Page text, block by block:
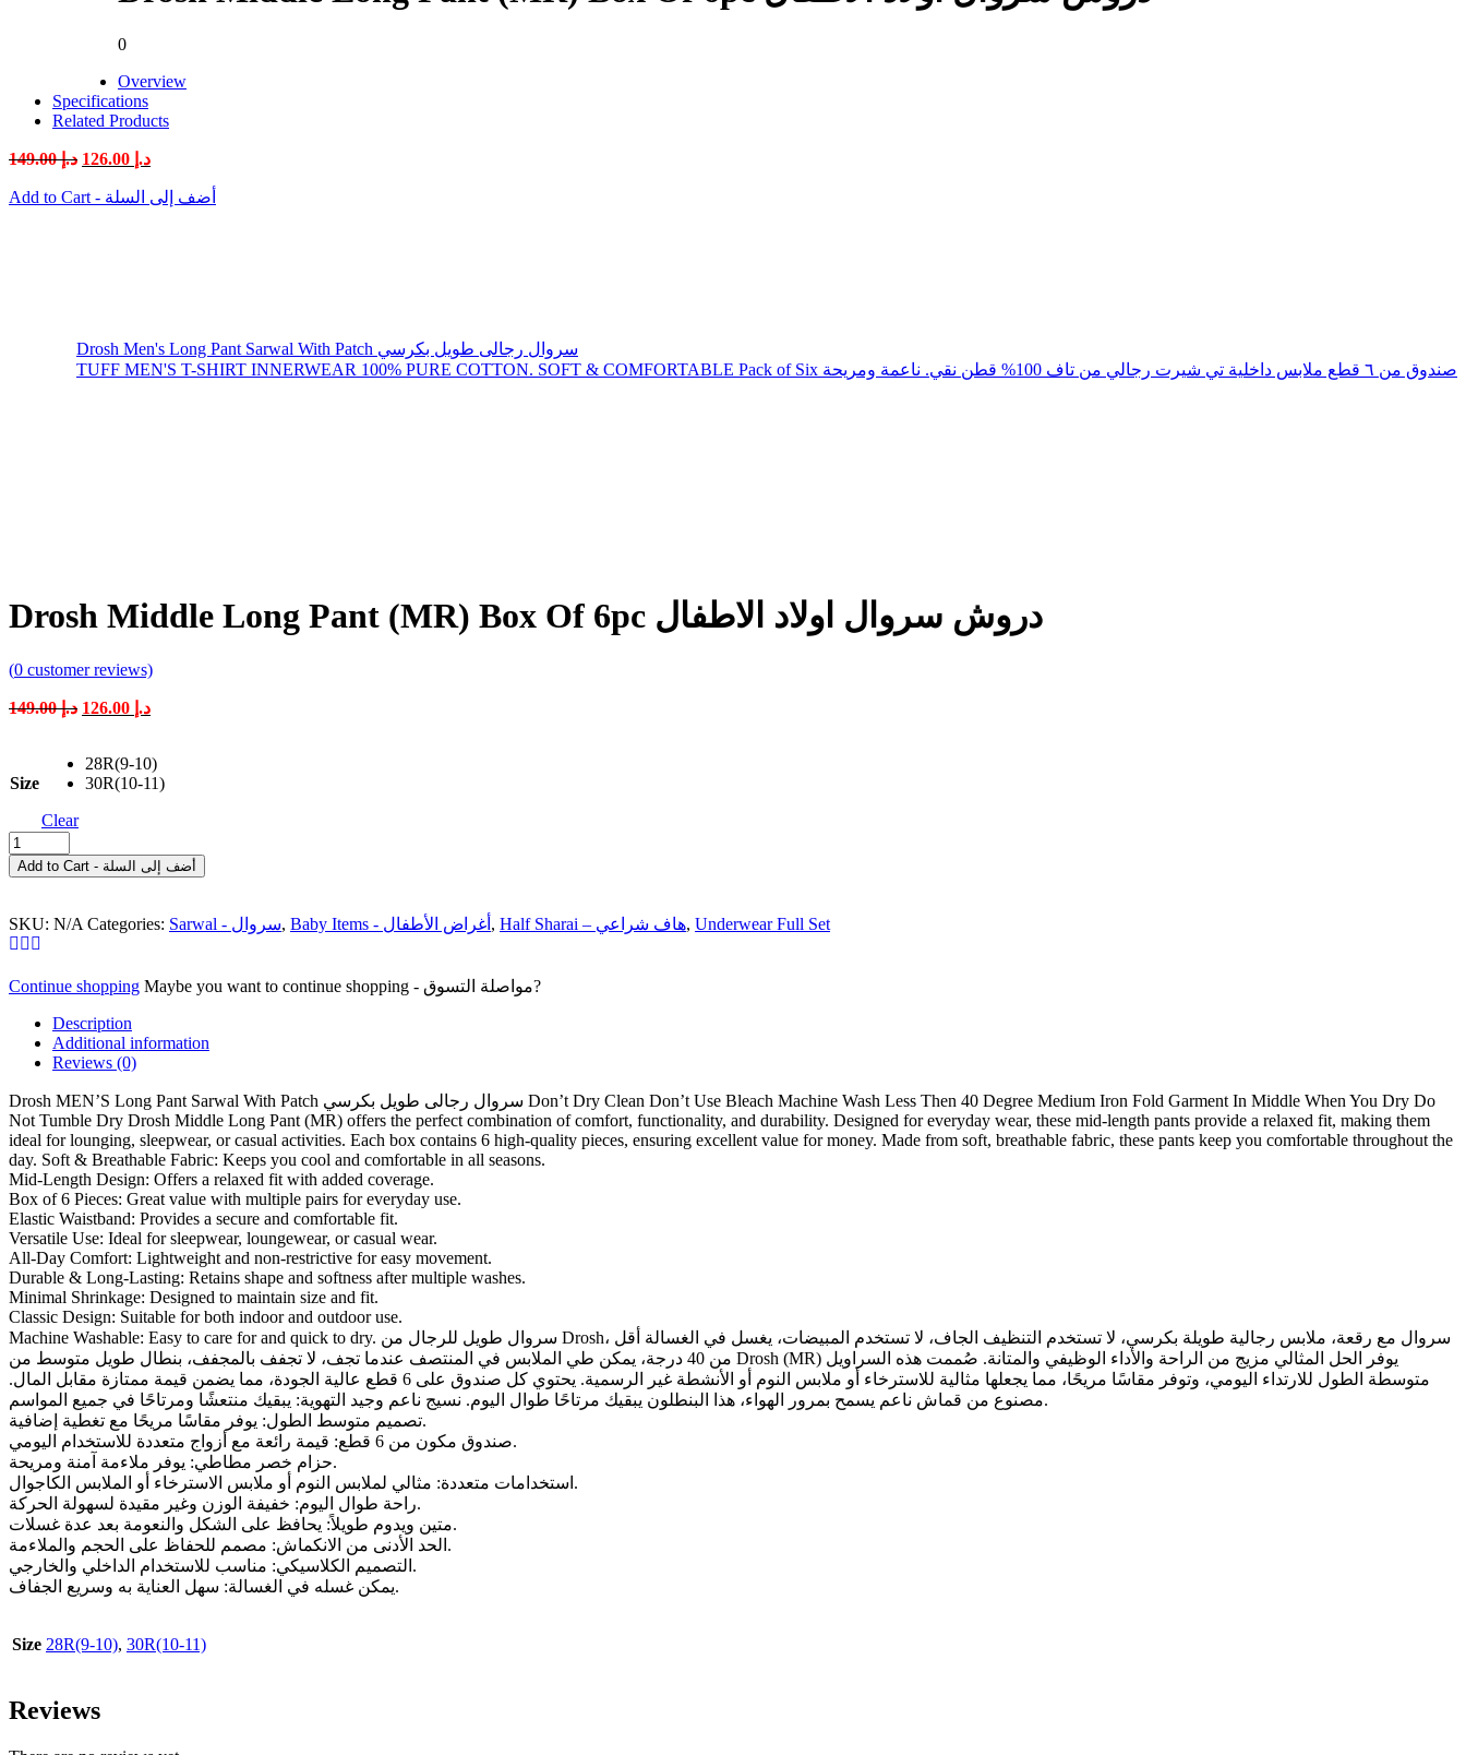
0
Overview
Specifications
Related Products
د.إ149.00
Original
was:
د.إCurrent
is:
Add to Cart - أضف إلى السلة
Drosh Men's Long Pant Sarwal With Patch سروال رجالى طويل بكرسي
TUFF MEN'S T-SHIRT INNERWEAR 100% PURE COTTON. SOFT & COMFORTABLE Pack of Six صندوق من ٦ قطع ملابس داخلية تي شيرت رجالي من تاف 100% قطن نقي. ناعمة ومريحة
Drosh Middle Long Pant (MR) Box Of 6pc دروش سروال اولاد الاطفال
(0 customer reviews)
د.إ149.00
Original
د.إ 149.00.
د.إCurrent
Size
28R(9-10)
30R(10-11)
Clear
Drosh
Middle
Long
(MR)
Box
6pc
دروش
سروال
اولاد
الاطفال
Add to Cart - أضف إلى السلة
SKU: N/A Categories: Sarwal - سروال, Baby Items - أغراض الأطفال , Half Sharai – هاف شراعي, Underwear Full Set
Continue shopping
Maybe you want to continue shopping - مواصلة التسوق?
Description
Additional information
Reviews (0)
Drosh MEN’S Long Pant Sarwal With Patch سروال رجالى طويل بكرسي Don’t Dry Clean Don’t Use Bleach Machine Wash Less Then 40 Degree Medium Iron Fold Garment In Middle When You Dry Do
Not Tumble Dry Drosh Middle Long Pant (MR) offers the perfect combination of comfort, functionality, and durability. Designed for everyday wear, these mid-length pants provide a relaxed fit, making them
ideal for lounging, sleepwear, or casual activities. Each box contains 6 high-quality pieces, ensuring excellent value for money. Made from soft, breathable fabric, these pants keep you comfortable throughout the
day. Soft & Breathable Fabric: Keeps you cool and comfortable in all seasons.
Mid-Length Design: Offers a relaxed fit with added coverage.
Box of 6 Pieces: Great value with multiple pairs for everyday use.
Elastic Waistband: Provides a secure and comfortable fit.
Versatile Use: Ideal for sleepwear, loungewear, or casual wear.
All-Day Comfort: Lightweight and non-restrictive for easy movement.
Durable & Long-Lasting: Retains shape and softness after multiple washes.
Minimal Shrinkage: Designed to maintain size and fit.
Classic Design: Suitable for both indoor and outdoor use.
Machine Washable: Easy to care for and quick to dry. سروال طويل للرجال من Drosh، سروال مع رقعة، ملابس رجالية طويلة بكرسي، لا تستخدم التنظيف الجاف، لا تستخدم المبيضات، يغسل في الغسالة أقل
من 40 درجة، يمكن طي الملابس في المنتصف عندما تجف، لا تجفف بالمجفف، بنطال طويل متوسط ​​من Drosh (MR) يوفر الحل المثالي مزيج من الراحة والأداء الوظيفي والمتانة. صُممت هذه السراويل
متوسطة الطول للارتداء اليومي، وتوفر مقاسًا مريحًا، مما يجعلها مثالية للاسترخاء أو ملابس النوم أو الأنشطة غير الرسمية. يحتوي كل صندوق على 6 قطع عالية الجودة، مما يضمن قيمة ممتازة مقابل المال.
مصنوع من قماش ناعم يسمح بمرور الهواء، هذا البنطلون يبقيك مرتاحًا طوال اليوم. نسيج ناعم وجيد التهوية: يبقيك منتعشًا ومرتاحًا في جميع المواسم.
تصميم متوسط ​​الطول: يوفر مقاسًا مريحًا مع تغطية إضافية.
صندوق مكون من 6 قطع: قيمة رائعة مع أزواج متعددة للاستخدام اليومي.
حزام خصر مطاطي: يوفر ملاءمة آمنة ومريحة.
استخدامات متعددة: مثالي لملابس النوم أو ملابس الاسترخاء أو الملابس الكاجوال.
راحة طوال اليوم: خفيفة الوزن وغير مقيدة لسهولة الحركة.
متين ويدوم طويلاً: يحافظ على الشكل والنعومة بعد عدة غسلات.
الحد الأدنى من الانكماش: مصمم للحفاظ على الحجم والملاءمة.
التصميم الكلاسيكي: مناسب للاستخدام الداخلي والخارجي.
يمكن غسله في الغسالة: سهل العناية به وسريع الجفاف.
Size 28R(9-10), 30R(10-11)
Reviews